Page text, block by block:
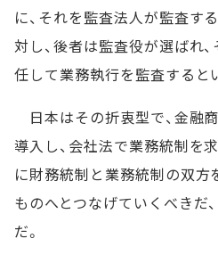
に、それを監査法人が監査す
対し、後者は監査役が選ばれ
任して業務執行を監査すると
日本はその折衷型で、金融
導入し、会社法で業務統制を
に財務統制と業務統制の双方
ものへとつなげていくべきだ
だ。